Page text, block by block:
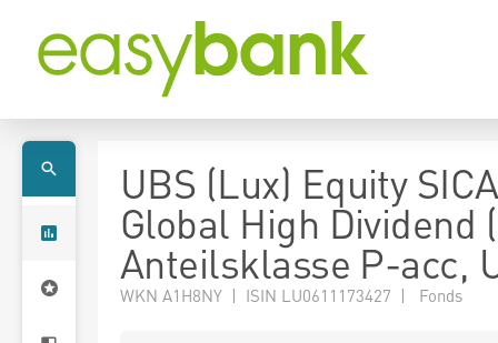
UBS (Lux) Equity
Global High Dividend
Anteilsklasse P-acc,
WKN A1H8NY | ISIN LU0611173427 | Fonds